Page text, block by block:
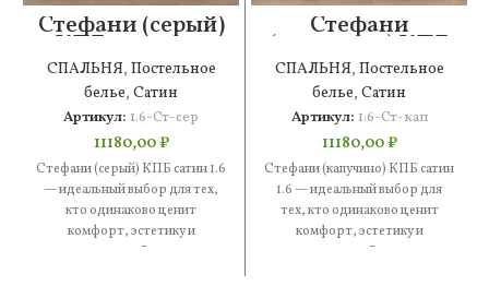
Стефани (серый)
КПБ сатин 1.6
СПАЛЬНЯ, Постельное
белье, Сатин
Артикул: 1.6-Ст-сер
11180,00₽
Стефани (серый) КПБ сатин 1.6
— идеальный выбор для тех,
кто одинаково ценит
комфорт, эстетику и
практичность. В составе —
Стефани
(капучино) КПБ
сатин 1.6
СПАЛЬНЯ, Постельное
белье, Сатин
Артикул: 1.6-Ст-кап
11180,00₽
Стефани (капучино) КПБ сатин
1.6 — идеальный выбор для
тех, кто одинаково ценит
комфорт, эстетику и
практичность. В составе —